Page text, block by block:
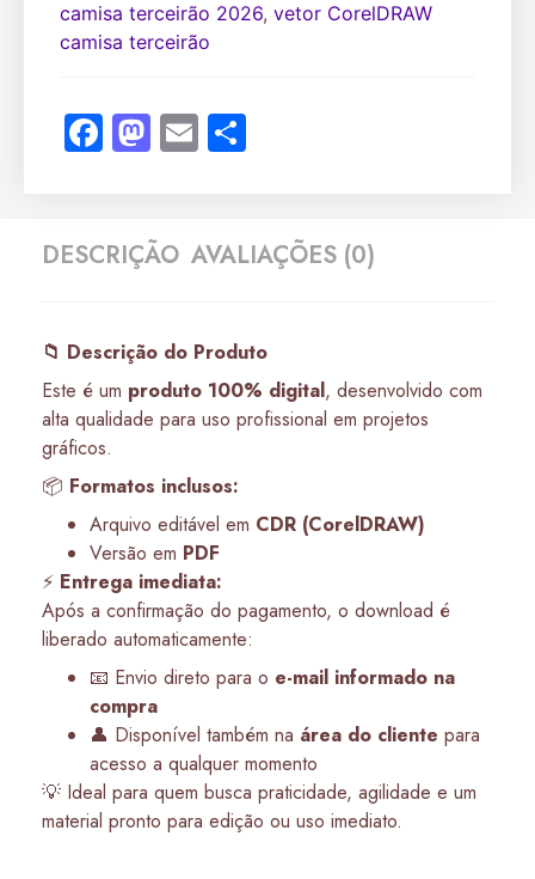
camisa terceirão 2026, vetor CorelDRAW
camisa terceirão
Facebook
Mastodon
Email
DESCRIÇÃO AVALIAÇÕES (0)
📁 Descrição do Produto
Este é um produto 100% digital, desenvolvido com
alta qualidade para uso profissional em projetos
gráficos.
📦 Formatos inclusos:
Arquivo editável em CDR (CorelDRAW)
Versão em PDF
⚡ Entrega imediata:
Após a confirmação do pagamento, o download é
liberado automaticamente:
📧 Envio direto para o e-mail informado na
compra
👤 Disponível também na área do cliente para
acesso a qualquer momento
💡 Ideal para quem busca praticidade, agilidade e um
material pronto para edição ou uso imediato.